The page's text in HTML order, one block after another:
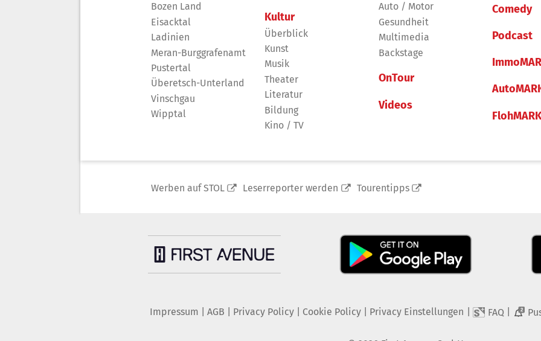
Bozen Land
Eisacktal
Ladinien
Meran-Burggrafenamt
Pustertal
Überetsch-Unterland
Vinschgau
Wipptal
Kultur
Überblick
Kunst
Musik
Theater
Literatur
Bildung
Kino / TV
Auto / Motor
Gesundheit
Multimedia
Backstage
OnTour
Videos
Comedy
Podcast
Werben auf STOL Leserreporter werden Tourentipps
Impressum AGB Privacy Policy| Cookie Policy| Privacy Einstellungen FAQ 2